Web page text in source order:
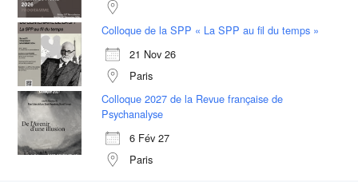
Colloque de la SPP « La SPP au fil du temps »
21 Nov 26
Paris
Colloque 2027 de la Revue française de
Psychanalyse
6 Fév 27
Paris